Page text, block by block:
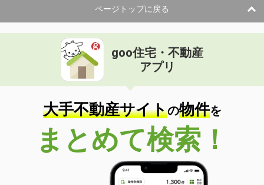
ページトップに戻る
goo住宅・不動産
アプリ
大手不動産サイトの物件を
まとめて検索！